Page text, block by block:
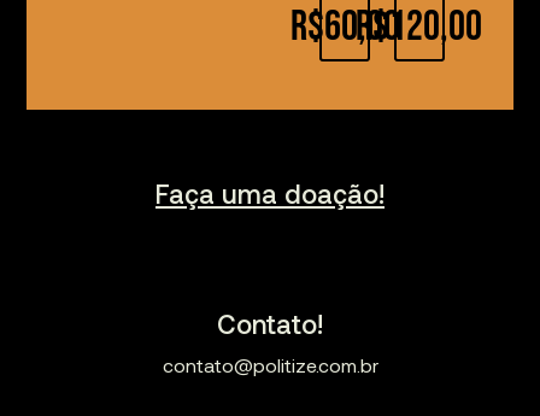
R$60,00R$120,00
Faça uma doação!
Contato!
contato@politize.com.br